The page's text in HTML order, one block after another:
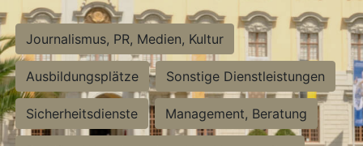
Journalismus, PR, Medien, Kultur
Ausbildungsplätze Sonstige Dienstleistungen
Sicherheitsdienste Management, Beratung